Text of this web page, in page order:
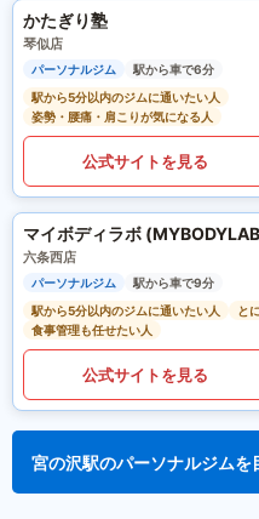
かたぎり塾
琴似店
パーソナルジム
駅から車で6分
駅から5分以内のジムに通いたい人
姿勢・腰痛・肩こりが気になる人
公式サイトを見る
マイボディラボ
六条西店
パーソナルジム
駅から車で9分
駅から5分以内のジムに通いたい人
と
食事管理も任せたい人
公式サイトを見る
宮の沢駅のパーソナルジムを